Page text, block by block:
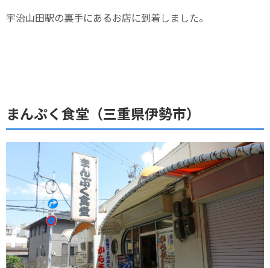
宇治山田駅の裏手にあるお店に到着しました。
まんぷく食堂（三重県伊勢市）